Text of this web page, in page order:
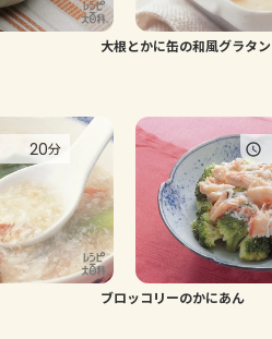
大根とかに缶の和風グラタン
20分
ブロッコリーのかにあん